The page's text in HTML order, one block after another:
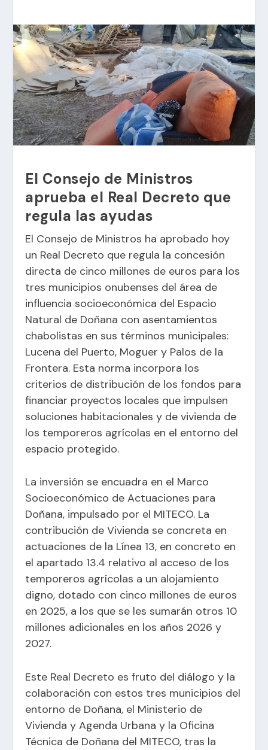
El Consejo de Ministros
aprueba el Real Decreto que
regula las ayudas
El Consejo de Ministros ha aprobado hoy
un Real Decreto que regula la concesión
directa de cinco millones de euros para los
tres municipios onubenses del área de
influencia socioeconómica del Espacio
Natural de Doñana con asentamientos
chabolistas en sus términos municipales:
Lucena del Puerto, Moguer y Palos de la
Frontera. Esta norma incorpora los
criterios de distribución de los fondos para
financiar proyectos locales que impulsen
soluciones habitacionales y de vivienda de
los temporeros agrícolas en el entorno del
espacio protegido.
La inversión se encuadra en el Marco
Socioeconómico de Actuaciones para
Doñana, impulsado por el MITECO. La
contribución de Vivienda se concreta en
actuaciones de la Línea 13, en concreto en
el apartado 13.4 relativo al acceso de los
temporeros agrícolas a un alojamiento
digno, dotado con cinco millones de euros
en 2025, a los que se les sumarán otros 10
millones adicionales en los años 2026 y
2027.
Este Real Decreto es fruto del diálogo y la
colaboración con estos tres municipios del
entorno de Doñana, el Ministerio de
Vivienda y Agenda Urbana y la Oficina
Técnica de Doñana del MITECO, tras la